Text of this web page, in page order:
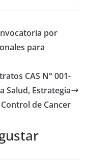
por
para
CAS N° 001-
Salud, Estrategia
de Cancer